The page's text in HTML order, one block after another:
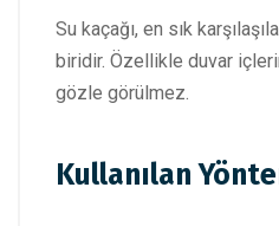
Su kaçağı, en sık
biridir. Özellikle duvar
gözle görülmez.
Kullanılan